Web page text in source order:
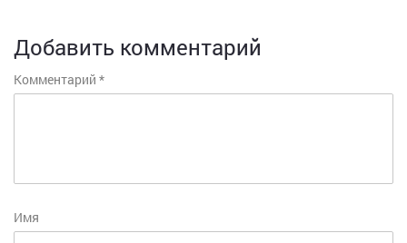
Добавить комментарий
Комментарий *
Имя